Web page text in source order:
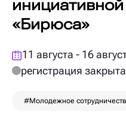
«Бирюса»
11 августа - 16
регистрация закрыта
#Молодежное